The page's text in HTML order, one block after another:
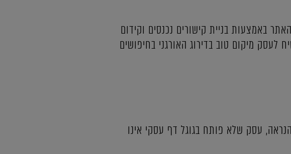
באמצעות בניית קישורים נכנסים וקידום
מיקום טוב בדירוג האורגני בחיפושים
עסק שלא פותח בגוגל דף עסקי אינו